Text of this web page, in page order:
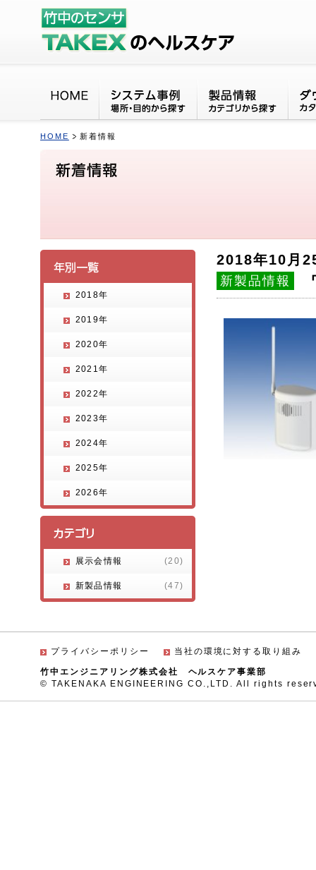
HOME 新着情報
2018年
2019年
2020年
2021年
2022年
2023年
2024年
2025年
2026年
展示会情報 (20)
新製品情報 (47)
2018年10月
新製品情報
プライバシーポリシー 当社の環境に対する取り組み
竹中エンジニアリング株式会社 ヘルスケア事業部
© TAKENAKA ENGINEERING CO.,LTD. All rights